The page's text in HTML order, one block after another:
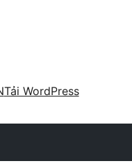
Tải WordPress